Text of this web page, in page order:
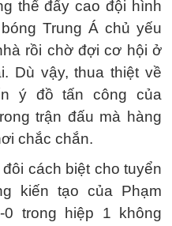
thể đẩy cao đội hình
Trung Á chủ yếu
rồi chờ đợi cơ hội ở
Dù vậy, thua thiệt về
ý đồ tấn công của
trận đấu mà hàng
chắc chắn.
cách biệt cho tuyển
kiến tạo của Phạm
trong hiệp 1 không